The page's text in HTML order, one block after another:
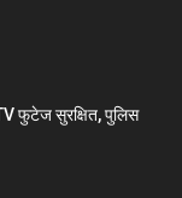
फुटेज सुरक्षित, पुलिस